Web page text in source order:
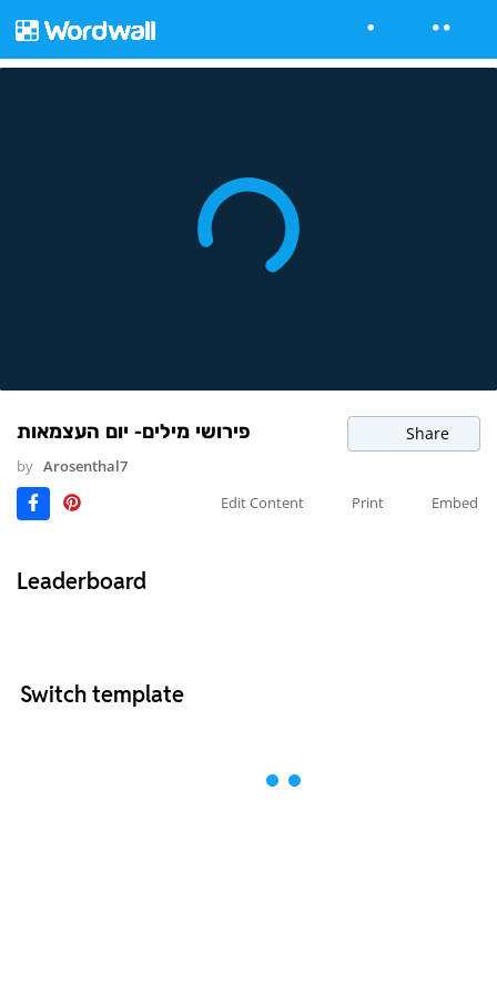
פירושי מילים- יום העצמאות Share
by Arosenthal7
Edit Content
Print Embed
Leaderboard
Switch template